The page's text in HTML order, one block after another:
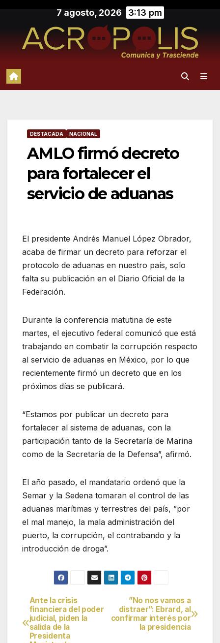
contenido
7 agosto, 2026 3:13 pm
DESTACADA NACIONAL
AMLO firmó decreto
para fortalecer el
servicio de aduanas
El presidente Andrés Manuel López Obrador,
acaba de firmar un decreto para reforzar el
protocolo de aduanas en nuestro país, solo
falta su publicación en el Diario Oficial de la
Federación.
Durante la conferencia matutina de este
martes, el ejecutivo federal comunicó que está
trabajando en combatir la corrupción respecto
al servicio de aduanas en México, por lo que
recientemente firmó un decreto que en los
próximos días se publicará.
“Estamos por publicar un decreto para
fortalecer al sistema de aduanas, con la
participación tanto de la Secretaría de Marina
como de la Secretaría de la Defensa”, afirmó.
El año pasado, el mandatario ordenó que la
Semar y la Sedena tomaran el control de las
aduanas marítimas y terrestres del país, ”por
el mal manejo, la mala administración del
puerto, la corrupción, el contrabando y la
introducción de droga”.
Navegación
de
”No nos vamos a
distraer”: Ebrard, al
confirmar interés por
la presidencia
Ante la crisis
financiera del poder
judicial, piden la
salida de la
Presidenta